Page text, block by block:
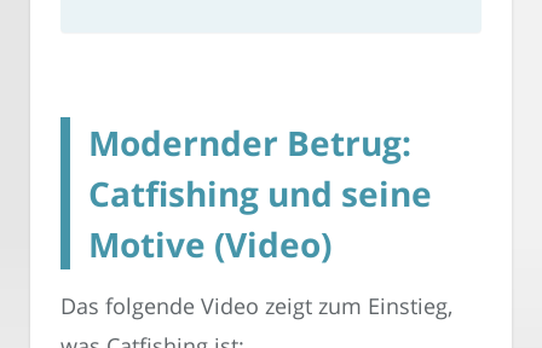
Modernder Betrug:
Catfishing und seine
Motive (Video)
Das folgende Video zeigt zum Einstieg,